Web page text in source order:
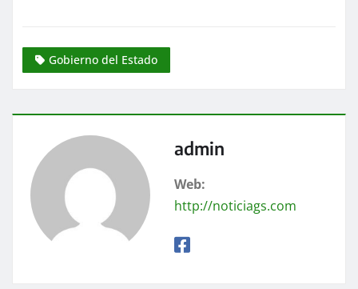
Gobierno del Estado
admin
Web:
http://noticiags.com